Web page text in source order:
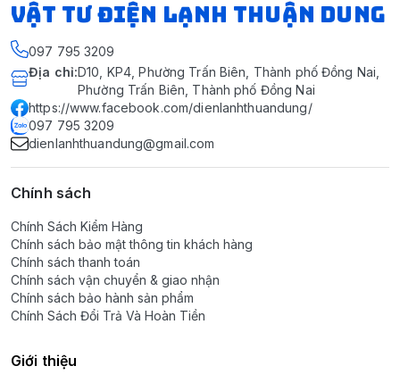
VẬT TƯ ĐIỆN LẠNH THUẬN DUNG
097 795 3209
Địa chỉ:D10, KP4, Phường Trấn Biên, Thành phố Đồng Nai,
Phường Trấn Biên, Thành phố Đồng Nai
https://www.facebook.com/dienlanhthuandung/
097 795 3209
dienlanhthuandung@gmail.com
Chính sách
Chính Sách Kiểm Hàng
Chính sách bảo mật thông tin khách hàng
Chính sách thanh toán
Chính sách vận chuyển & giao nhận
Chính sách bảo hành sản phẩm
Chính Sách Đổi Trả Và Hoàn Tiền
Giới thiệu